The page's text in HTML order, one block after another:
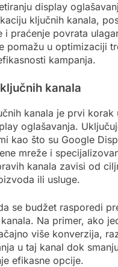
display
ključnih kanala,
i praćenje povrata
pomažu u optimizaciji
kampanja.
kanala
kanala je prvi korak
oglašavanja.
kao što su Google
mreže i
kanala zavisi od
ili usluge.
se budžet rasporedi
Na primer, ako
više konverzija,
u taj kanal dok
efikasne opcije.